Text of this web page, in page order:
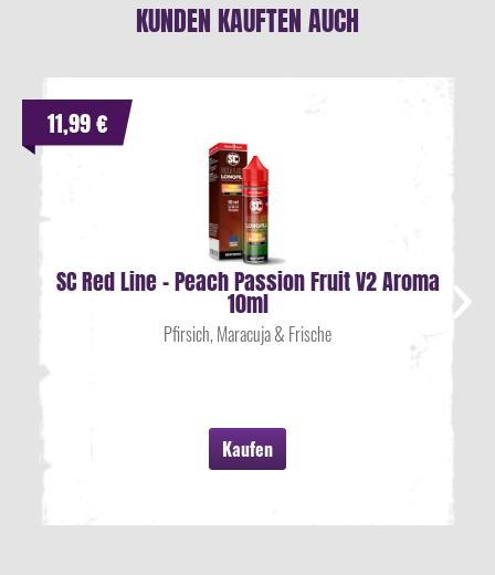
KUNDEN KAUFTEN AUCH
SC Red Line - Peach Passion Fruit V2 Aroma
10ml
Pfirsich, Maracuja & Frische
Kaufen
11,99 €